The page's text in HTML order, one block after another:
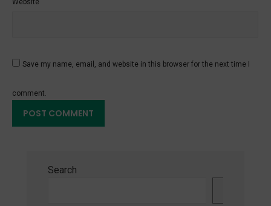
Website
Save my name, email, and website in this browser for the next time I
comment.
Search